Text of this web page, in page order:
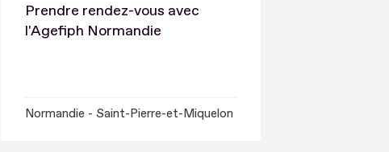
Prendre rendez-vous avec
l'Agefiph Normandie
Normandie - Saint-Pierre-et-Miquelon